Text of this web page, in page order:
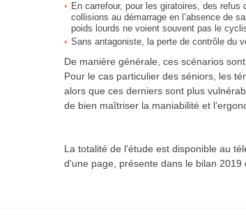
En carrefour, pour les giratoires, des refus
collisions au démarrage en l’absence de
poids lourds ne voient souvent pas le
Sans antagoniste, la perte de contrôle du
De manière générale, ces scénarios
Pour le cas particulier des séniors, les
alors que ces derniers sont plus
de bien maîtriser la maniabilité et
La totalité de l'étude est disponible au
d'une page, présente dans le bilan 2019